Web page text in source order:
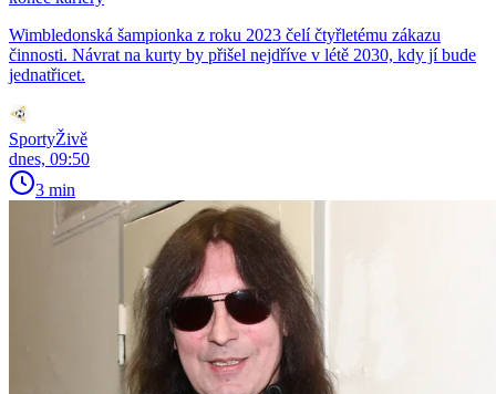
Wimbledonská šampionka z roku 2023 čelí čtyřletému zákazu
činnosti. Návrat na kurty by přišel nejdříve v létě 2030, kdy jí bude
jednatřicet.
SportyŽivě
dnes, 09:50
3 min